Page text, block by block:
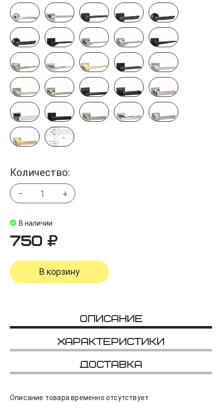
Количество:
− +
В наличии
750
В корзину
Описание
Характеристики
Доставка
Описание товара временно отсутствует